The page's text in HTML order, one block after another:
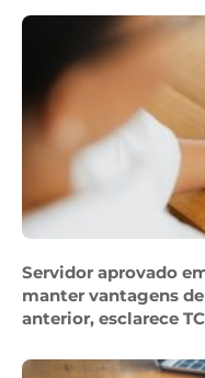
Servidor aprovado
manter vantagens
anterior, esclarece